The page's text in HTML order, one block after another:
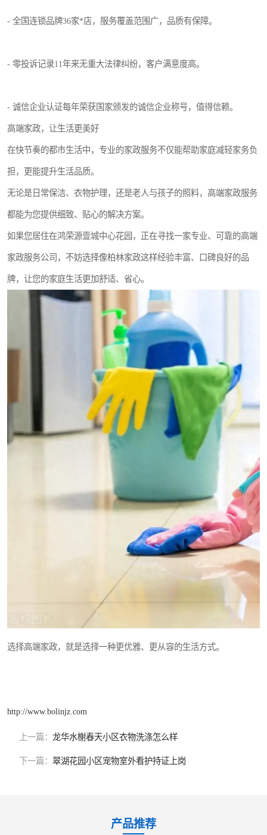
- 全国连锁品牌36家*店，服务覆盖范围广，品质有保障。
- 零投诉记录11年来无重大法律纠纷，客户满意度高。
- 诚信企业认证每年荣获国家颁发的诚信企业称号，值得信赖。
高端家政，让生活更美好
在快节奏的都市生活中，专业的家政服务不仅能帮助家庭减轻家务负
担，更能提升生活品质。
无论是日常保洁、衣物护理，还是老人与孩子的照料，高端家政服务
都能为您提供细致、贴心的解决方案。
如果您居住在鸿荣源壹城中心花园，正在寻找一家专业、可靠的高端
家政服务公司，不妨选择像柏林家政这样经验丰富、口碑良好的品
牌，让您的家庭生活更加舒适、省心。
选择高端家政，就是选择一种更优雅、更从容的生活方式。
http://www.bolinjz.com
上一篇： 龙华水榭春天小区衣物洗涤怎么样
下一篇： 翠湖花园小区宠物室外看护持证上岗
产品推荐